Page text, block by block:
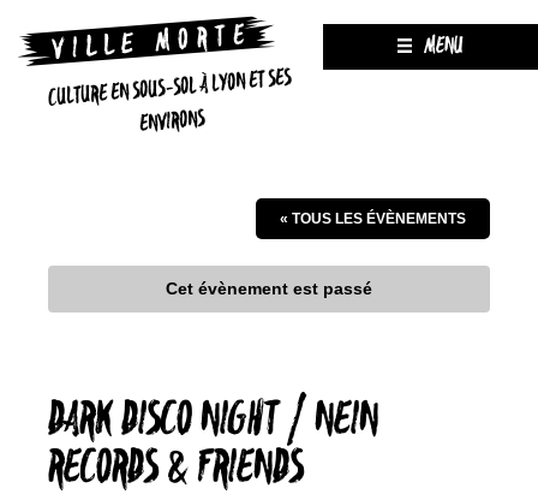
CULTURE EN SOUS-SOL À LYON ET SES
ENVIRONS
MENU
« TOUS LES ÉVÈNEMENTS
Cet évènement est passé
DARK DISCO NIGHT / NEIN
RECORDS & FRIENDS